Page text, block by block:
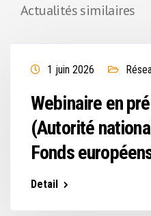
Actualités similaires
1 juin 2026
Webinaire en
(Autorité
Fonds
Detail